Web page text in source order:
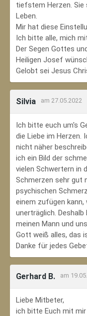
tiefstem Herzen. Sie
Leben.
Mir hat diese
Ich bitte alle, mich
Der Segen Gottes
Heiligen Josef
Gelobt sei Jesus
Silvia am 27.05.2022
Ich bitte euch um's
die Liebe im Herzen.
nicht näher
ich ein Bild der
vielen Schwertern in
Schmerzen sehr gut
psychischen
einem zufügen kann,
unerträglich.
meinen Mann und
Gott weiß alles, das
Danke für jedes
Gerhard B. am
Liebe Mitbeter,
ich bitte Euch mit